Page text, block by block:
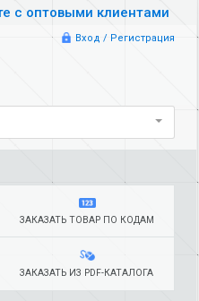
с оптовыми клиентами
Вход / Регистрация
ЗАКАЗАТЬ ТОВАР ПО КОДАМ
ЗАКАЗАТЬ ИЗ PDF-КАТАЛОГА